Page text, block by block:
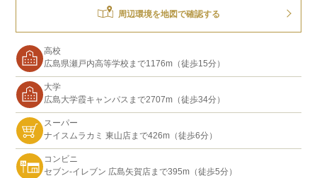
周辺環境を地図で確認する
高校
広島県瀬戸内高等学校まで1176m（徒歩15分）
大学
広島大学霞キャンパスまで2707m（徒歩34分）
スーパー
ナイスムラカミ 東山店まで426m（徒歩6分）
コンビニ
セブン-イレブン 広島矢賀店まで395m（徒歩5分）